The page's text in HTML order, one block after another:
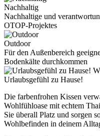
Nachhaltig
Nachhaltige und
OTOP-Projektes
Outdoor
Für den Außenbereich
Bodenkälte durchkommen
Urlaubsgefühl zu Hause!
Die farbenfrohen Kissen
Wohlfühloase mit echtem
Sie überall Platz und sorgen
Wohlbefinden in deinem